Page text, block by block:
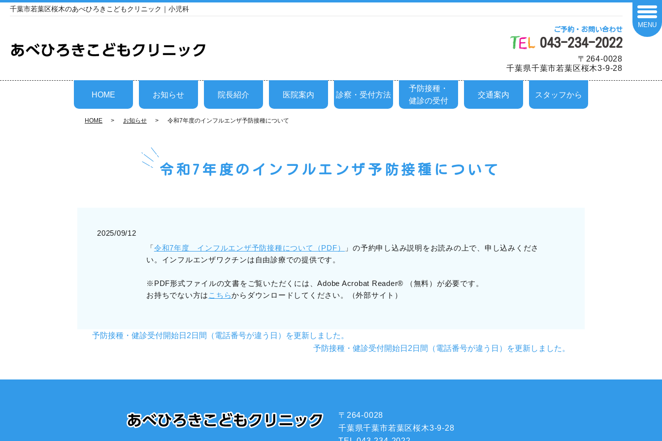
千葉市若葉区桜木のあべひろきこどもクリニック｜小児科
HOME お知らせ 院長紹介 医院案内 診察・受付方法
予防接種・
健診の受付
交通案内 スタッフから
ご予約・お問い合わせ
043-234-2022
〒264-0028
千葉県千葉市若葉区桜木3-9-28
MENU
HOME お知らせ 令和7年度のインフルエンザ予防接種について
令和7年度のインフルエンザ予防接種について
2025/09/12
「令和7年度 インフルエンザ予防接種について（PDF）
」の予約申し込み説明をお読みの上で、申し込みくださ
い。インフルエンザワクチンは自由診療での提供です。
※PDF形式ファイルの文書をご覧いただくには、Adobe Acrobat Reader® （無料）が必要です。
お持ちでない方は こちらからダウンロードしてください。（外部サイト）
予防接種・健診受付開始日2日間（電話番号が違う日）を更新しました。
予防接種・健診受付開始日2日間（電話番号が違う日）を更新しました。
〒264-0028
千葉県千葉市若葉区桜木3-9-28